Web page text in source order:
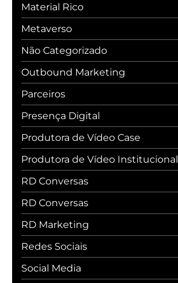
Material Rico
Metaverso
Não Categorizado
Outbound Marketing
Parceiros
Presença Digital
Produtora de Vídeo Case
Produtora de Vídeo Institucional
RD Conversas
RD Conversas
RD Marketing
Redes Sociais
Social Media